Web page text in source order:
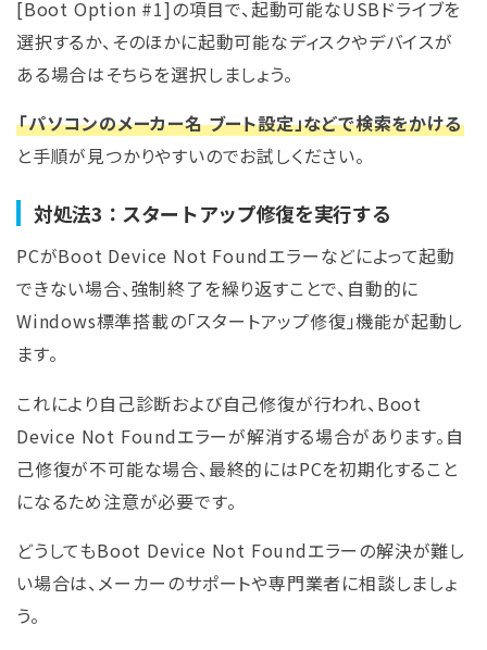
[Boot Option #1]の項目で、起動可能なUSBドライブを
選択するか、そのほかに起動可能なディスクやデバイスが
ある場合はそちらを選択しましょう。
「パソコンのメーカー名 ブート設定」などで検索をかける
と手順が見つかりやすいのでお試しください。
対処法3：スタートアップ修復を実行する
PCがBoot Device Not Foundエラーなどによって起動
できない場合、強制終了を繰り返すことで、自動的に
Windows標準搭載の「スタートアップ修復」機能が起動し
ます。
これにより自己診断および自己修復が行われ、Boot
Device Not Foundエラーが解消する場合があります。自
己修復が不可能な場合、最終的にはPCを初期化すること
になるため注意が必要です。
どうしてもBoot Device Not Foundエラーの解決が難し
い場合は、メーカーのサポートや専門業者に相談しましょ
う。